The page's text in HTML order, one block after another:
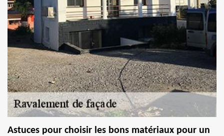
Astuces pour choisir les bons matériaux pour un